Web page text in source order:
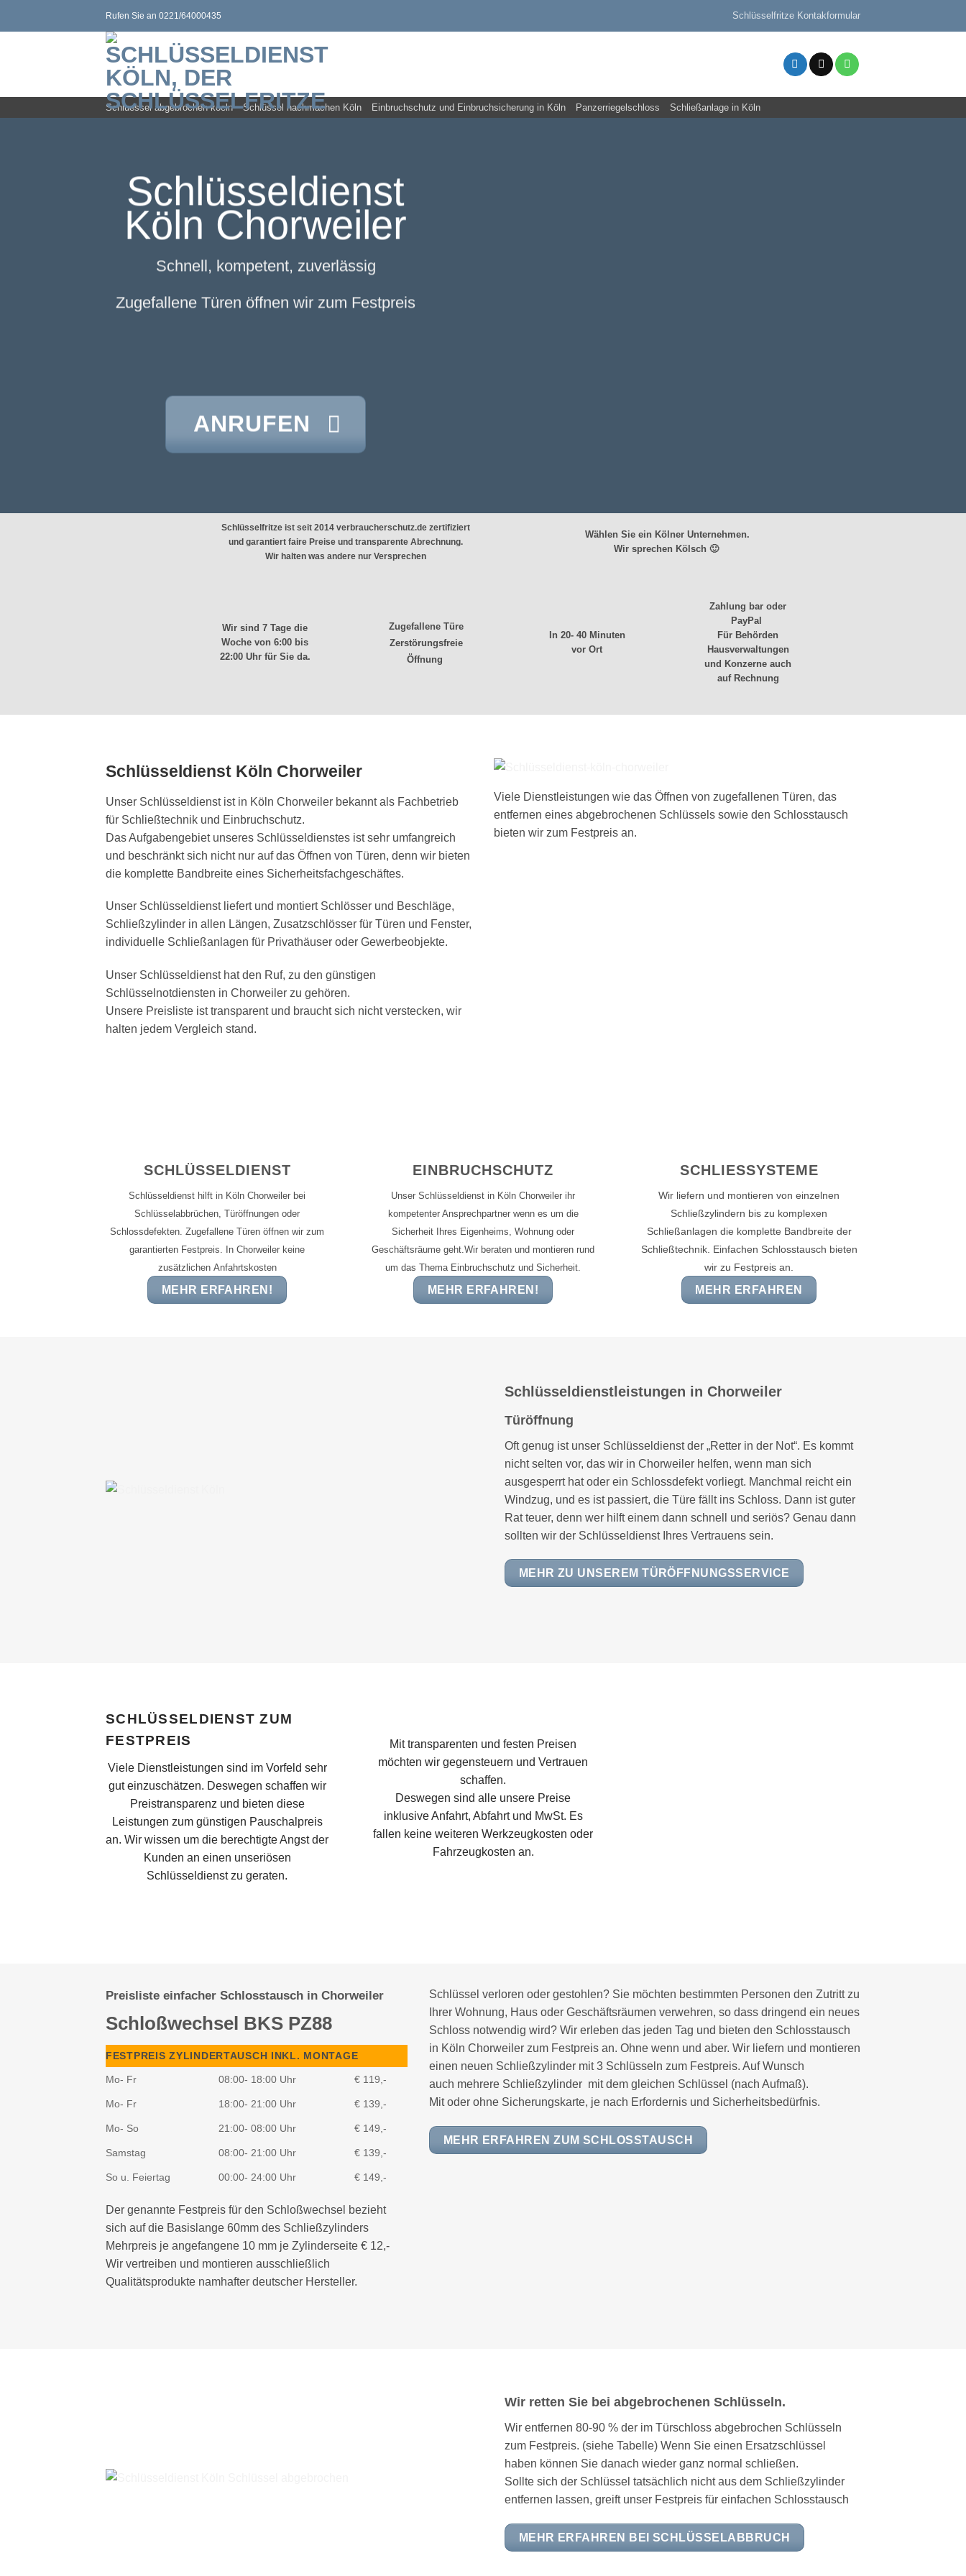
Rufen Sie an 0221/64000435 Schlüsselfritze Kontakformular
Schluessel abgebrochen koeln Schlüssel nachmachen Köln Einbruchschutz und Einbruchsicherung in Köln Panzerriegelschloss Schließanlage in Köln
Schlüsseldienst
Köln Chorweiler
Schnell, kompetent, zuverlässig
Zugefallene Türen öffnen wir zum Festpreis
ANRUFEN
Schlüsselfritze ist seit 2014 verbraucherschutz.de zertifiziert
und garantiert faire Preise und transparente Abrechnung.
Wir halten was andere nur Versprechen
Wählen Sie ein Kölner Unternehmen.
Wir sprechen Kölsch 🙂
Wir sind 7 Tage die
Woche von6:00 bis
22:00 Uhr für Sie da.
Zugefallene Türe
Zerstörungsfreie
Öffnung
In 20- 40 Minuten
vor Ort
Zahlung bar oder
PayPal
Für Behörden
Hausverwaltungen
und Konzerne auch
auf Rechnung
Schlüsseldienst Köln Chorweiler
Unser Schlüsseldienst ist in Köln Chorweiler bekannt als Fachbetrieb
für Schließtechnik und Einbruchschutz.
Das Aufgabengebiet unseres Schlüsseldienstes ist sehr umfangreich
und beschränkt sich nicht nur auf das Öffnen von Türen, denn wir bieten
die komplette Bandbreite eines Sicherheitsfachgeschäftes.
Unser Schlüsseldienst liefert und montiert Schlösser und Beschläge,
Schließzylinder in allen Längen, Zusatzschlösser für Türen und Fenster,
individuelle Schließanlagen für Privathäuser oder Gewerbeobjekte.
Unser Schlüsseldienst hat den Ruf, zu den günstigen
Schlüsselnotdiensten in Chorweiler zu gehören.
Unsere Preisliste ist transparent und braucht sich nicht verstecken, wir
halten jedem Vergleich stand.
Viele Dienstleistungen wie das Öffnen von zugefallenen Türen, das
entfernen eines abgebrochenen Schlüssels sowie den Schlosstausch
bieten wir zum Festpreis an.
SCHLÜSSELDIENST
Schlüsseldienst hilft in Köln Chorweiler bei
Schlüsselabbrüchen, Türöffnungen oder
Schlossdefekten. Zugefallene Türen öffnen wir zum
garantierten Festpreis. In Chorweiler keine
zusätzlichen Anfahrtskosten
MEHR ERFAHREN!
EINBRUCHSCHUTZ
Unser Schlüsseldienst in Köln Chorweiler ihr
kompetenter Ansprechpartner wenn es um die
Sicherheit Ihres Eigenheims, Wohnung oder
Geschäftsräume geht.Wir beraten und montieren rund
um das Thema Einbruchschutz und Sicherheit.
MEHR ERFAHREN!
SCHLIESSYSTEME
Wir liefern und montieren von einzelnen
Schließzylindern bis zu komplexen
Schließanlagen die komplette Bandbreite der
Schließtechnik. Einfachen Schlosstausch bieten
wir zu Festpreis an.
MEHR ERFAHREN
Schlüsseldienstleistungen in Chorweiler
Türöffnung
Oft genug ist unser Schlüsseldienst der „Retter in der Not“. Es kommt
nicht selten vor, das wir in Chorweiler helfen, wenn man sich
ausgesperrt hat oder ein Schlossdefekt vorliegt. Manchmal reicht ein
Windzug, und es ist passiert, die Türe fällt ins Schloss. Dann ist guter
Rat teuer, denn wer hilft einem dann schnell und seriös? Genau dann
sollten wir der Schlüsseldienst Ihres Vertrauens sein.
MEHR ZU UNSEREM TÜRÖFFNUNGSSERVICE
SCHLÜSSELDIENST ZUM
FESTPREIS
Viele Dienstleistungen sind im Vorfeld sehr
gut einzuschätzen. Deswegen schaffen wir
Preistransparenz und bieten diese
Leistungen zum günstigen Pauschalpreis
an. Wir wissen um die berechtigte Angst der
Kunden an einen unseriösen
Schlüsseldienst zu geraten.
Mit transparenten und festen Preisen
möchten wir gegensteuern und Vertrauen
schaffen.
Deswegen sind alle unsere Preise
inklusive Anfahrt, Abfahrt und MwSt. Es
fallen keine weiteren Werkzeugkosten oder
Fahrzeugkosten an.
Preisliste einfacher Schlosstausch in Chorweiler
Schloßwechsel BKS PZ88
FESTPREIS ZYLINDERTAUSCH INKL. MONTAGE
Mo- Fr 08:00- 18:00 Uhr € 119,-
Mo- Fr 18:00- 21:00 Uhr € 139,-
Mo- So 21:00- 08:00 Uhr € 149,-
Samstag 08:00- 21:00 Uhr € 139,-
So u. Feiertag 00:00- 24:00 Uhr € 149,-
Der genannte Festpreis für den Schloßwechsel bezieht
sich auf die Basislange 60mm des Schließzylinders
Mehrpreis je angefangene 10 mm je Zylinderseite € 12,-
Wir vertreiben und montieren ausschließlich
Qualitätsprodukte namhafter deutscher Hersteller.
Schlüssel verloren oder gestohlen? Sie möchten bestimmten Personen den Zutritt zu
Ihrer Wohnung, Haus oder Geschäftsräumen verwehren, so dass dringend ein neues
Schloss notwendig wird? Wir erleben das jeden Tag und bieten den Schlosstausch
in Köln Chorweiler zum Festpreis an. Ohne wenn und aber. Wir liefern und montieren
einen neuen Schließzylinder mit 3 Schlüsseln zum Festpreis. Auf Wunsch
auch mehrere Schließzylinder mit dem gleichen Schlüssel (nach Aufmaß).
Mit oder ohne Sicherungskarte, je nach Erfordernis und Sicherheitsbedürfnis.
MEHR ERFAHREN ZUM SCHLOSSTAUSCH
Wir retten Sie bei abgebrochenen Schlüsseln.
Wir entfernen 80-90 % der im Türschloss abgebrochen Schlüsseln
zum Festpreis. (siehe Tabelle) Wenn Sie einen Ersatzschlüssel
haben können Sie danach wieder ganz normal schließen.
Sollte sich der Schlüssel tatsächlich nicht aus dem Schließzylinder
entfernen lassen, greift unser Festpreis für einfachen Schlosstausch
MEHR ERFAHREN BEI SCHLÜSSELABBRUCH